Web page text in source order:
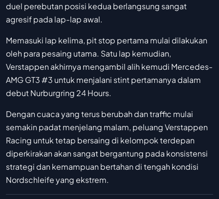
duel perebutan posisi kedua berlangsung sangat
agresif pada lap-lap awal.
Memasuki lap kelima, pit stop pertama mulai dilakukan
oleh para pesaing utama. Satu lap kemudian,
Verstappen akhirnya mengambil alih kemudi Mercedes-
AMG GT3 #3 untuk menjalani stint pertamanya dalam
debut Nurburgring 24 Hours.
Dengan cuaca yang terus berubah dan traffic mulai
semakin padat menjelang malam, peluang Verstappen
Racing untuk tetap bersaing di kelompok terdepan
diperkirakan akan sangat bergantung pada konsistensi
strategi dan kemampuan bertahan di tengah kondisi
Nordschleife yang ekstrem.